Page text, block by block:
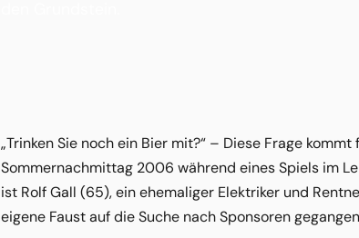
„Trinken Sie noch ein Bier mit?“ – Diese Frage
Sommernachmittag 2006 während eines Spiels im
ist Rolf Gall (65), ein ehemaliger Elektriker und
eigene Faust auf die Suche nach Sponsoren